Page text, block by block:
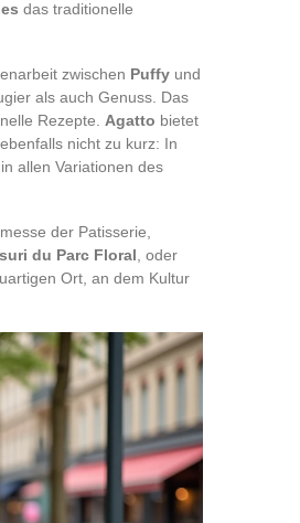
das traditionelle
zwischen Puffy und
als auch Genuss. Das
Rezepte. Agatto bietet
nicht zu kurz: In
allen Variationen des
der Patisserie,
du Parc Floral , oder
Ort, an dem Kultur